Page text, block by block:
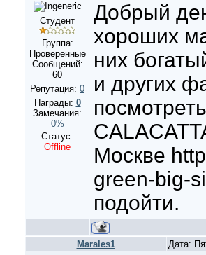
Студент
Группа:
Проверенные
Сообщений:
60
Репутация: 0
Награды: 0
Замечания:
0%
Статус:
Offline
Добрый
хороших
них
и других
Москве
green-big-
подойти.
Marales1
Дата: